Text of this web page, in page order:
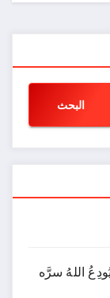
البحث
اللهُ سرَّه